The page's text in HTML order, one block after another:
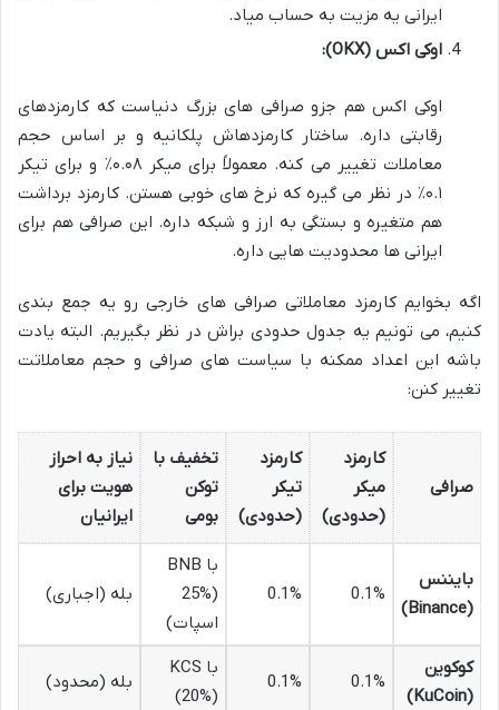
ایرانی یه مزیت به حساب میاد.
اوکی اکس (OKX):
اوکی اکس هم جزو صرافی های بزرگ دنیاست که کارمزدهای
رقابتی داره. ساختار کارمزدهاش پلکانیه و بر اساس حجم
معاملات تغییر می کنه. معمولاً برای میکر ۰.۰۸٪ و برای تیکر
۰.۱٪ در نظر می گیره که نرخ های خوبی هستن. کارمزد برداشت
هم متغیره و بستگی به ارز و شبکه داره. این صرافی هم برای
ایرانی ها محدودیت هایی داره.
اگه بخوایم کارمزد معاملاتی صرافی های خارجی رو یه جمع بندی
کنیم، می تونیم یه جدول حدودی براش در نظر بگیریم. البته یادت
باشه این اعداد ممکنه با سیاست های صرافی و حجم معاملاتت
تغییر کنن:
صرافی
کارمزد
میکر
(حدودی)
کارمزد
تیکر
(حدودی)
تخفیف با
توکن
بومی
نیاز به احراز
هویت برای
ایرانیان
بایننس
(Binance)
0.1%
0.1%
با BNB
(25%
اسپات)
بله (اجباری)
کوکوین
(KuCoin)
0.1%
0.1%
با KCS
(20%)
بله (محدود)